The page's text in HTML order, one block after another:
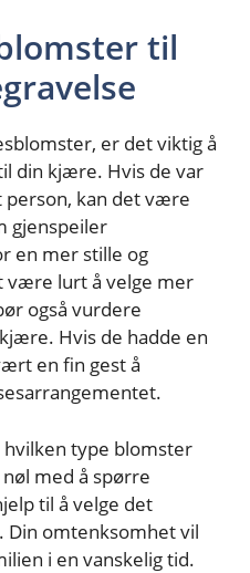
til
er det viktig å
din kjære. Hvis de var
person, kan det være
gjenspeiler
en mer stille og
være lurt å velge mer
også vurdere
Hvis de hadde en
en fin gest å
hvilken type blomster
med å spørre
til å velge det
omtenksomhet vil
i en vanskelig tid.